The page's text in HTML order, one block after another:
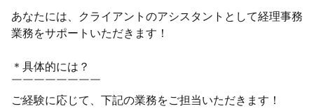
あなたには、クライアントのアシスタントとして経理事務
業務をサポートいただきます！
＊具体的には？
￣￣￣￣￣￣￣￣
ご経験に応じて、下記の業務をご担当いただきます！